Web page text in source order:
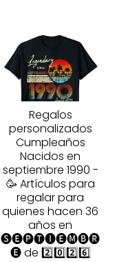
Regalos
personalizados
Cumpleaños
Nacidos en
septiembre 1990 -
🥳 Artículos para
regalar para
quienes hacen 36
años en
🅢🅔🅟🅣🅘🅔🅜🅑🅡
🅔 de 2️⃣0️⃣2️⃣6️⃣